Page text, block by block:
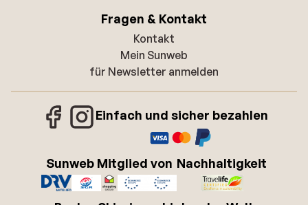
Fragen & Kontakt
Kontakt
Mein Sunweb
für Newsletter anmelden
Einfach und sicher bezahlen
Sunweb Mitglied von Nachhaltigkeit